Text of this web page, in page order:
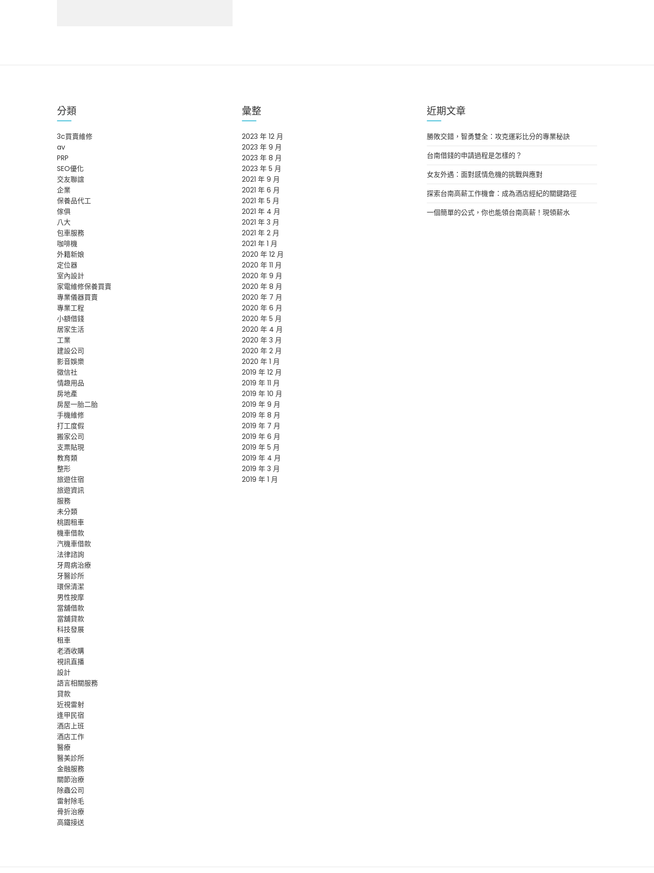
分類
3c買賣維修
av
PRP
SEO優化
交友聯誼
企業
保養品代工
傢俱
八大
包車服務
咖啡機
外籍新娘
定位器
室內設計
家電維修保養買賣
專業儀器買賣
專業工程
小額借錢
居家生活
工業
建設公司
影音娛樂
徵信社
情趣用品
房地產
房屋一胎二胎
手機維修
打工度假
搬家公司
支票貼現
教育類
整形
旅遊住宿
旅遊資訊
服務
未分類
桃園租車
機車借款
汽機車借款
法律諮詢
牙周病治療
牙醫診所
環保清潔
男性按摩
當舖借款
當舖貸款
科技發展
租車
老酒收購
視訊直播
設計
語言相關服務
貸款
近視雷射
逢甲民宿
酒店上班
酒店工作
醫療
醫美診所
金融服務
關節治療
除蟲公司
雷射除毛
骨折治療
高鐵接送
彙整
2023 年 12 月
2023 年 9 月
2023 年 8 月
2023 年 5 月
2021 年 9 月
2021 年 6 月
2021 年 5 月
2021 年 4 月
2021 年 3 月
2021 年 2 月
2021 年 1 月
2020 年 12 月
2020 年 11 月
2020 年 9 月
2020 年 8 月
2020 年 7 月
2020 年 6 月
2020 年 5 月
2020 年 4 月
2020 年 3 月
2020 年 2 月
2020 年 1 月
2019 年 12 月
2019 年 11 月
2019 年 10 月
2019 年 9 月
2019 年 8 月
2019 年 7 月
2019 年 6 月
2019 年 5 月
2019 年 4 月
2019 年 3 月
2019 年 1 月
近期文章
勝敗交錯，智勇雙全：攻克運彩比分的專業秘訣
台南借錢的申請過程是怎樣的？
女友外遇：面對感情危機的挑戰與應對
探索台南高薪工作機會：成為酒店經紀的關鍵路徑
一個簡單的公式，你也能領台南高薪！現領薪水